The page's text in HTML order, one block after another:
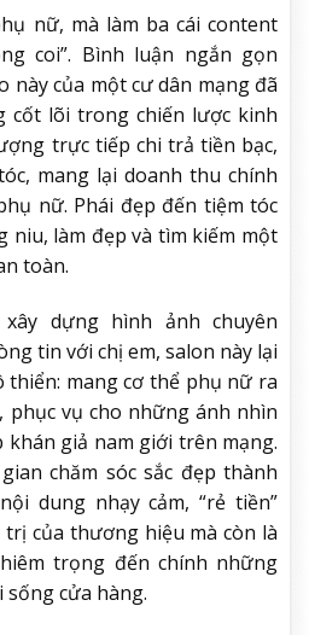
nữ, mà làm ba cái content
coi”. Bình luận ngắn gọn
này của một cư dân mạng đã
cốt lõi trong chiến lược kinh
trực tiếp chi trả tiền bạc,
mang lại doanh thu chính
nữ. Phái đẹp đến tiệm tóc
niu, làm đẹp và tìm kiếm một
toàn.
dựng hình ảnh chuyên
tin với chị em, salon này lại
thiển: mang cơ thể phụ nữ ra
phục vụ cho những ánh nhìn
khán giả nam giới trên mạng.
chăm sóc sắc đẹp thành
dung nhạy cảm, “rẻ tiền”
của thương hiệu mà còn là
trọng đến chính những
cửa hàng.